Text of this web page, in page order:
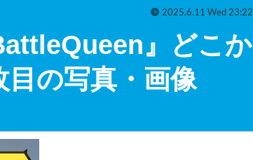
』どこか
の写真・画像
2025.6.11 Wed 23:22